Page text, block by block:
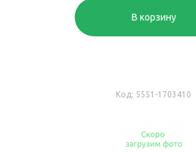
В корзину
Код: 5551-1703410